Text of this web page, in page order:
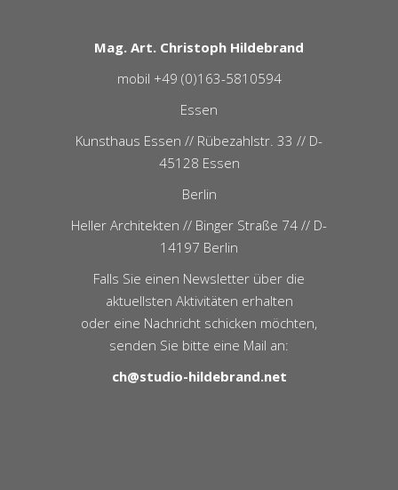
Mag. Art. Christoph Hildebrand
mobil +49 (0)163-5810594
Essen
Kunsthaus Essen // Rübezahlstr. 33 // D-
45128 Essen
Berlin
Heller Architekten // Binger Straße 74 // D-
14197 Berlin
Falls Sie einen Newsletter über die
aktuellsten Aktivitäten erhalten
oder eine Nachricht schicken möchten,
senden Sie bitte eine Mail an:
ch@studio-hildebrand.net